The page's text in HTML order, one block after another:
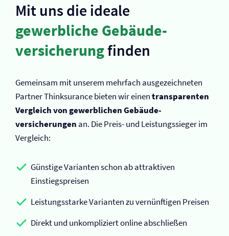
Mit uns die ideale
gewerbliche Gebäude­
versicherungfinden
Gemeinsam mit unserem mehrfach ausgezeichneten
Partner Thinksurance bieten wir einentransparenten
Vergleich von gewerblichen Gebäude­
versicherungen an. Die Preis- und Leistungssieger im
Vergleich:
Günstige Varianten schon ab attraktiven
Einstiegspreisen
Leistungsstarke Varianten zu vernünftigen Preisen
Direkt und unkompliziert online abschließen